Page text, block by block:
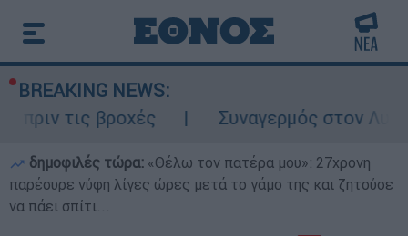
BREAKING NEWS:
βροχές
Συναγερμός στον
δημοφιλές τώρα: «Θέλω τον πατέρα μου»: 27χρονη
παρέσυρε νύφη λίγες ώρες μετά το γάμο της και ζητούσε
να πάει σπίτι...